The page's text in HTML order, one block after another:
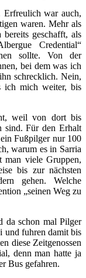
Erfreulich war auch,
waren. Mehr als
geschafft, als
Credential“
sollte. Von der
bei dem was ich
schrecklich. Nein,
ich mich weiter, bis
weil von dort bis
sind. Für den Erhalt
Fußpilger nur 100
warum es in Sarria
man viele Gruppen,
bis zur nächsten
gehen. Welche
„seinen Weg zu
da schon mal Pilger
und fuhren damit bis
diese Zeitgenossen
denn man hatte ja
Bus gefahren.